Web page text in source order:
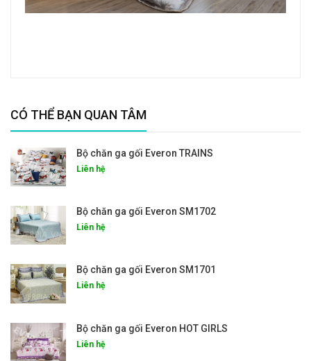
CÓ THỂ BẠN QUAN TÂM
Bộ chăn ga gối Everon TRAINS
Liên hệ
Bộ chăn ga gối Everon SM1702
Liên hệ
Bộ chăn ga gối Everon SM1701
Liên hệ
Bộ chăn ga gối Everon HOT GIRLS
Liên hệ